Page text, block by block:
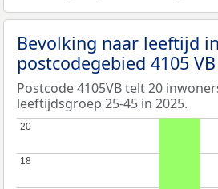
Bevolking naar leeftijd
postcodegebied 4105 VB
Postcode 4105VB telt 20
leeftijdsgroep 25-45 in 2025.
18
18
20
20